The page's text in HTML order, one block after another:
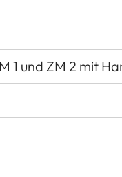
1 und ZM 2 mit